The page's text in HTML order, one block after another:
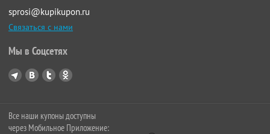
sprosi@kupikupon.ru
Связаться с нами
Мы в Соцсетях
Все наши купоны доступны
через Мобильное Приложение: